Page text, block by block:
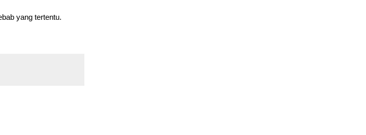
yang tertentu.